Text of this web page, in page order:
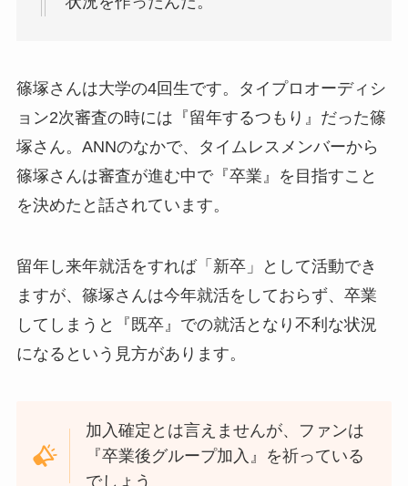
篠塚さんは大学の4回生です。タイプロオーディシ
ョン2次審査の時には『留年するつもり』だった篠
塚さん。ANNのなかで、タイムレスメンバーから
篠塚さんは審査が進む中で『卒業』を目指すこと
を決めたと話されています。
留年し来年就活をすれば「新卒」として活動でき
ますが、篠塚さんは今年就活をしておらず、卒業
してしまうと『既卒』での就活となり不利な状況
になるという見方があります。
加入確定とは言えませんが、ファンは
『卒業後グループ加入』を祈っている
でしょう